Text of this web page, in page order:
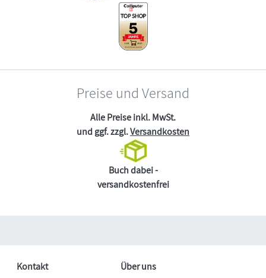
Preise und Versand
Alle Preise inkl. MwSt.
und ggf. zzgl.Versandkosten
Buch dabei -
versandkostenfrei
Kontakt Über uns